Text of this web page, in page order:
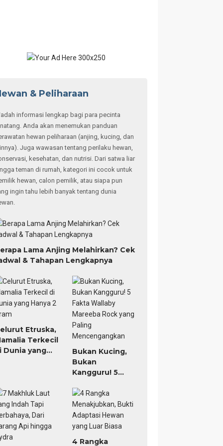
& Peliharaan
informasi lengkap bagi para pecinta
Anda akan menemukan panduan
hewan peliharaan (anjing, kucing, dan
Juga wawasan tentang perilaku hewan,
kesehatan, dan nutrisi. Dari satwa liar
teman di rumah, kategori ini cocok untuk
hewan, calon pemilik, atau siapa pun
ingin tahu lebih banyak tentang dunia
Lama Anjing Melahirkan? Cek
& Tahapan Lengkapnya
Etruska,
Terkecil
Dunia yang
Bukan Kucing,
Bukan
Kangguru! 5
Mareeba Rock
yang Paling
Mencengangkan
4 Rangka